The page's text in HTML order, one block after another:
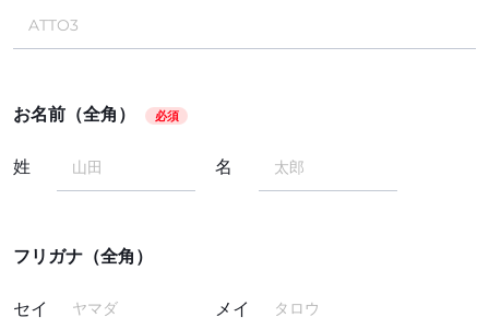
お名前（全角） 必須
姓 名
フリガナ（全角）
セイ メイ